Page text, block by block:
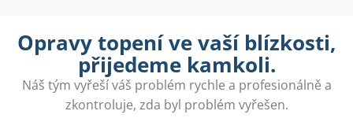
Opravy topení ve vaší blízkosti,
přijedeme kamkoli.
Náš tým vyřeší váš problém rychle a profesionálně a
zkontroluje, zda byl problém vyřešen.